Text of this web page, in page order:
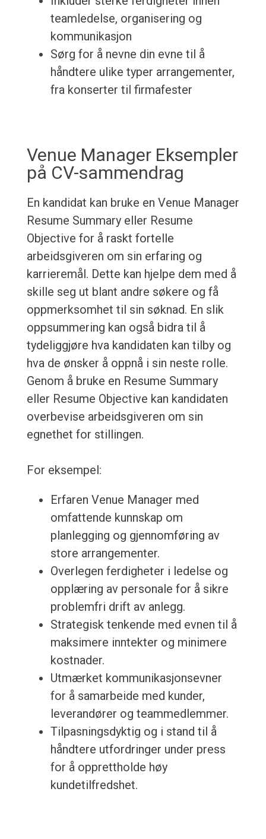
teamledelse, organisering og
kommunikasjon
Sørg for å nevne din evne til å
håndtere ulike typer arrangementer,
fra konserter til firmafester
Venue Manager Eksempler
på CV-sammendrag
En kandidat kan bruke en Venue Manager
Resume Summary eller Resume
Objective for å raskt fortelle
arbeidsgiveren om sin erfaring og
karrieremål. Dette kan hjelpe dem med å
skille seg ut blant andre søkere og få
oppmerksomhet til sin søknad. En slik
oppsummering kan også bidra til å
tydeliggjøre hva kandidaten kan tilby og
hva de ønsker å oppnå i sin neste rolle.
Genom å bruke en Resume Summary
eller Resume Objective kan kandidaten
overbevise arbeidsgiveren om sin
egnethet for stillingen.
For eksempel:
Erfaren Venue Manager med
omfattende kunnskap om
planlegging og gjennomføring av
store arrangementer.
Overlegen ferdigheter i ledelse og
opplæring av personale for å sikre
problemfri drift av anlegg.
Strategisk tenkende med evnen til å
maksimere inntekter og minimere
kostnader.
Utmærket kommunikasjonsevner
for å samarbeide med kunder,
leverandører og teammedlemmer.
Tilpasningsdyktig og i stand til å
håndtere utfordringer under press
for å opprettholde høy
kundetilfredshet.